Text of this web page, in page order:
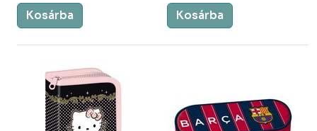
Kosárba Kosárba